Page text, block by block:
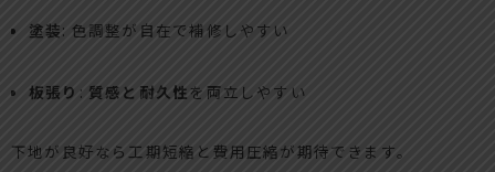
塗装: 色調整が自在で補修しやすい
板張り : 質感と耐久性を両立しやすい
下地が良好なら工期短縮と費用圧縮が期待できます。